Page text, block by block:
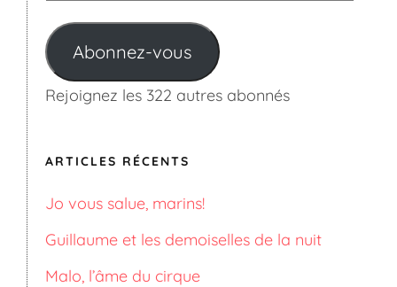
mail
Abonnez-vous
Rejoignez les 322 autres abonnés
ARTICLES RÉCENTS
Jo vous salue, marins!
Guillaume et les demoiselles de la nuit
Malo, l’âme du cirque